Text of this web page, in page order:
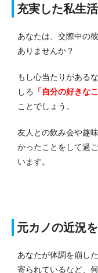
充実した私生
あなたは、交際中の
ありませんか？
もし心当たりがある
しろ
「自分の好きな
ことでしょう。
友人との飲み会や趣
かったことをして過
います。
元カノの近況
あなたが体調を崩し
寄られているなど、